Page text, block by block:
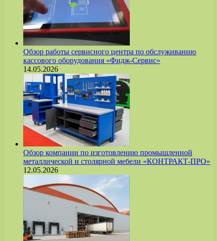
Обзор работы сервисного центра по обслуживанию
кассового оборудования «Фидж-Сервис»
14.05.2026
Обзор компании по изготовлению промышленной
металлической и столярной мебели «КОНТРАКТ-ПРО»
12.05.2026